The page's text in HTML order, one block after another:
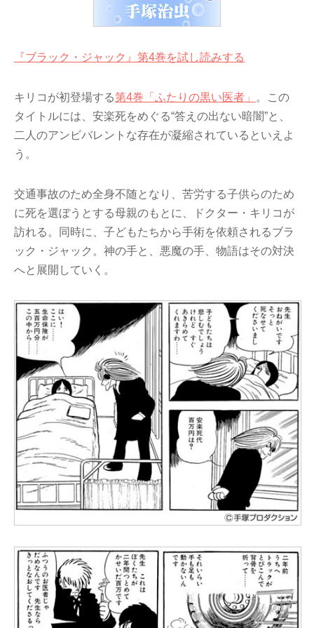
『ブラック・ジャック』第4巻を試し読みする
キリコが初登場する第4巻「ふたりの黒い医者」
。この
タイトルには、安楽死をめぐる“答えの出ない暗闇”と、
二人のアンビバレントな存在が凝縮されているといえよ
う。
交通事故のため全身不随となり、苦労する子供らのため
に死を選ぼうとする母親のもとに、ドクター・キリコが
訪れる。同時に、子どもたちから手術を依頼されるブラ
ック・ジャック。神の手と、悪魔の手、物語はその対決
へと展開していく。